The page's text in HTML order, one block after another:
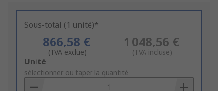
Sous-total (1 unité)*
866,58 €
(TVA exclue)
1 048,56 €
(TVA incluse)
Add
to
Basket
Unité
sélectionner ou taper la quantité